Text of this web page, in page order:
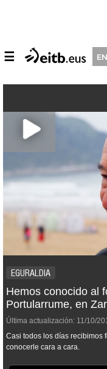
☰
EGURALDIA
Hemos conocido al
Portularrume, en
Última actualización: 11/10/
Casi todos los días recibimos
conocerle cara a cara.